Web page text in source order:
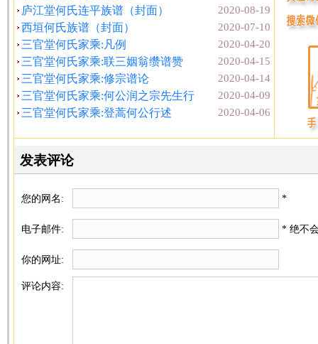
2020-08-19
庐江堂何氏连平族谱（封面）
2020-07-10
西垣何氏族谱（封面）
2020-04-20
三官堂何氏家乘:凡例
2020-04-15
三官堂何氏家乘:联三姻翁缵谱赞
2020-04-14
三官堂何氏家乘:修宗谱论
2020-04-09
三官堂何氏家乘:何公润之宗先生行
2020-04-06
三官堂何氏家乘:登蒿何公行述
发表评论
您的网名: *
电子邮件: * 绝不
你的网址:
评论内容: